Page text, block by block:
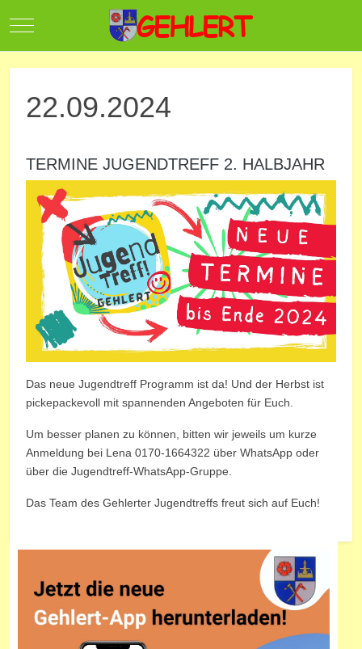
Mobile Menu Toggle
22.09.2024
TERMINE JUGENDTREFF 2. HALBJAHR
Das neue Jugendtreff Programm ist da! Und der Herbst ist
pickepackevoll mit spannenden Angeboten für Euch.
Um besser planen zu können, bitten wir jeweils um kurze
Anmeldung bei Lena 0170-1664322 über WhatsApp oder
über die Jugendtreff-WhatsApp-Gruppe.
Das Team des Gehlerter Jugendtreffs freut sich auf Euch!